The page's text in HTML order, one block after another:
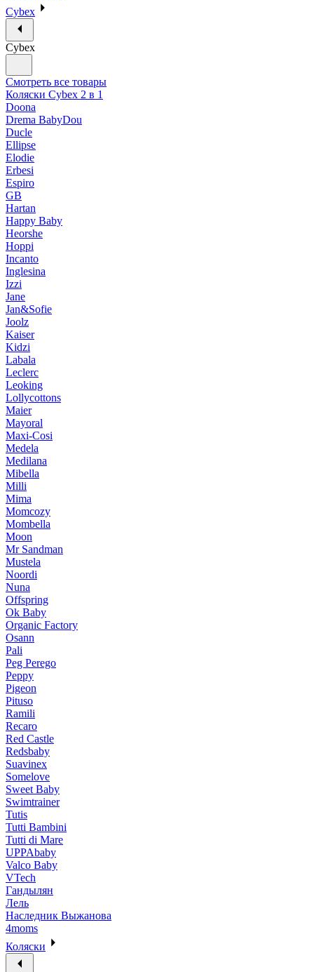
Cybex
Cybex
Смотреть все товары
Коляски Cybex 2 в 1
Doona
Drema BabyDou
Ducle
Ellipse
Elodie
Erbesi
Espiro
GB
Hartan
Happy Baby
Heorshe
Hoppi
Incanto
Inglesina
Izzi
Jane
Jan&Sofie
Joolz
Kaiser
Kidzi
Labala
Leclerc
Leoking
Lollycottons
Maier
Mayoral
Maxi-Cosi
Medela
Medilana
Mibella
Milli
Mima
Momcozy
Mombella
Moon
Mr Sandman
Mustela
Noordi
Nuna
Offspring
Ok Baby
Organic Factory
Osann
Pali
Peg Perego
Peppy
Pigeon
Pituso
Ramili
Recaro
Red Castle
Redsbaby
Suavinex
Somelove
Sweet Baby
Swimtrainer
Tutis
Tutti Bambini
Tutti di Mare
UPPAbaby
Valco Baby
VTech
Гандылян
Лель
Наследник Выжанова
4moms
Коляски